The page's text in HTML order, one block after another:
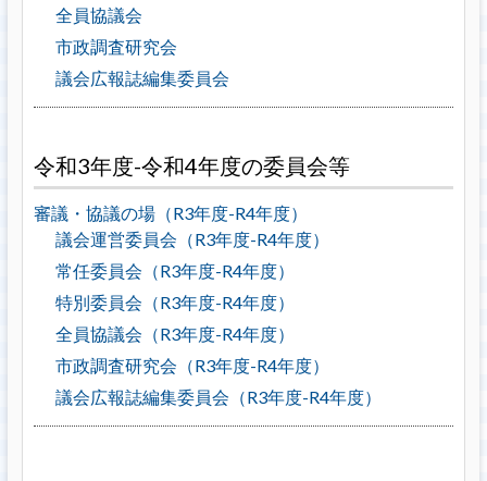
全員協議会
市政調査研究会
議会広報誌編集委員会
令和3年度-令和4年度の委員会等
審議・協議の場（R3年度-R4年度）
議会運営委員会（R3年度-R4年度）
常任委員会（R3年度-R4年度）
特別委員会（R3年度-R4年度）
全員協議会（R3年度-R4年度）
市政調査研究会（R3年度-R4年度）
議会広報誌編集委員会（R3年度-R4年度）